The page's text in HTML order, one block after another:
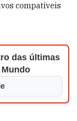
compatíveis
das últimas